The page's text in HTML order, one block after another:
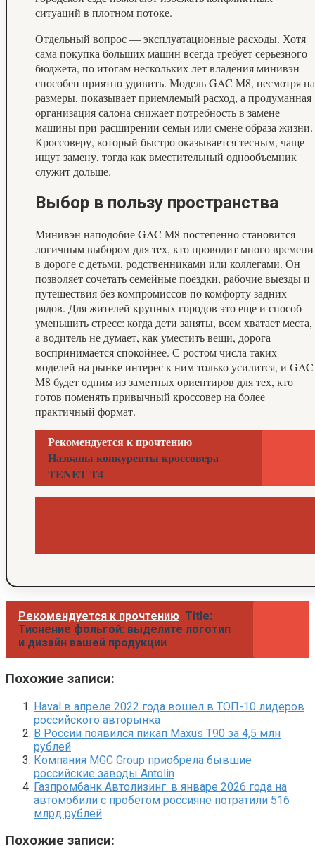
ситуаций в плотном потоке.
Отдельный вопрос — эксплуатационные расходы. Хотя
сама покупка больших машин всегда требует серьезного
бюджета, по итогам нескольких лет владения минивэн
способен приятно удивить. Модель GAC M8, несмотря на
размеры, показывает приемлемый расход, а продуманная
организация салона снижает потребность в замене
машины при расширении семьи или смене образа жизни.
Кроссоверу, который быстро оказывается тесным, чаще
ищут замену, тогда как вместительный однообъемник
служит дольше.
Выбор в пользу пространства
Минивэн наподобие GAC M8 постепенно становится
логичным выбором для тех, кто проводит много времени
в дороге с детьми, родственниками или коллегами. Он
позволяет сочетать семейные поездки, рабочие выезды и
путешествия без компромиссов по комфорту задних
рядов. Для жителей крупных городов это еще и способ
уменьшить стресс: когда дети заняты, всем хватает места,
а водитель не думает, как уместить вещи, дорога
воспринимается спокойнее. С ростом числа таких
моделей на рынке интерес к ним только усилится, и GAC
M8 будет одним из заметных ориентиров для тех, кто
готов поменять привычный кроссовер на более
практичный формат.
Рекомендуется к прочтению
Названы конкуренты кроссовера
TENET T4
Рекомендуется к прочтению Title:
Тиснение фольгой: выделите логотип
и дизайн вашей продукции
Похожие записи:
Haval в апреле 2022 года вошел в ТОП-10 лидеров
российского авторынка
В России появился пикап Maxus T90 за 4,5 млн
рублей
Компания MGC Group приобрела бывшие
российские заводы Antolin
Газпромбанк Автолизинг: в январе 2026 года на
автомобили с пробегом россияне потратили 516
млрд рублей
Похожие записи: